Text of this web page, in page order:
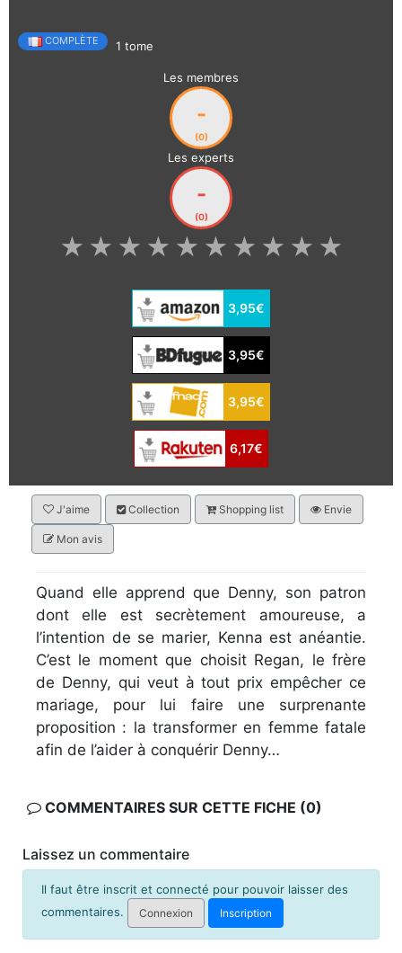
COMPLÈTE 1 tome
Les membres
-
(0)
Les experts
-
(0)
★
★
★
★
★
★
★
★
★
★
3,95€
3,95€
3,95€
6,17€
J'aime Collection Shopping list Envie
Mon avis
Quand elle apprend que Denny, son patron
dont elle est secrètement amoureuse, a
l’intention de se marier, Kenna est anéantie.
C’est le moment que choisit Regan, le frère
de Denny, qui veut à tout prix empêcher ce
mariage, pour lui faire une surprenante
proposition : la transformer en femme fatale
afin de l’aider à conquérir Denny…
COMMENTAIRES SUR CETTE FICHE (0)
Laissez un commentaire
Il faut être inscrit et connecté pour pouvoir laisser des
commentaires.
Connexion Inscription